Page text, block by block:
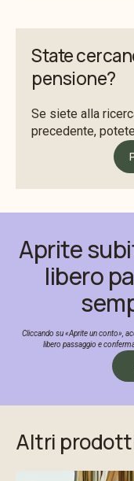
State
pensione?
Se siete alla
precedente,
Aprite
libero
Cliccando su «Aprite un conto»,
libero passaggio e
Altri